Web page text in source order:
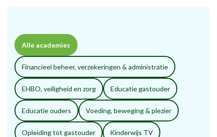
Alle academies
Financieel beheer, verzekeringen & administratie
EHBO, veiligheid en zorg Educatie gastouder
Educatie ouders Voeding, beweging & plezier
Opleiding tot gastouder Kinderwijs TV